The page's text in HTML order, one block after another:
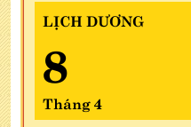
LỊCH DƯƠNG
8
Tháng 4